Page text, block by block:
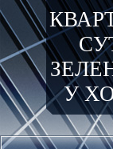
У